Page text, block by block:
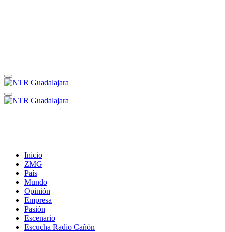
Inicio
ZMG
País
Mundo
Opinión
Empresa
Pasión
Escenario
Escucha Radio Cañón